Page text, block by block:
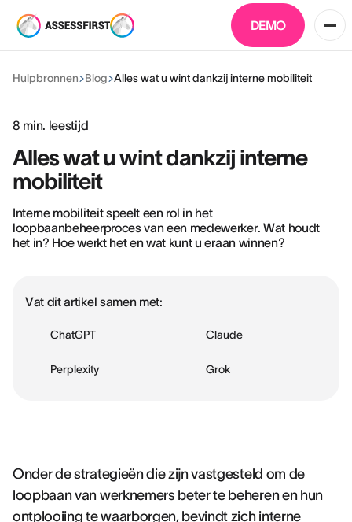
DEMO
Hulpbronnen Blog Alles wat u wint dankzij interne mobiliteit
8 min. leestijd
Alles wat u wint dankzij interne
mobiliteit
Interne mobiliteit speelt een rol in het
loopbaanbeheerproces van een medewerker. Wat houdt
het in? Hoe werkt het en wat kunt u eraan winnen?
Vat dit artikel samen met:
ChatGPT Claude
Perplexity Grok
Onder de strategieën die zijn vastgesteld om de
loopbaan van werknemers beter te beheren en hun
ontplooiing te waarborgen, bevindt zich interne